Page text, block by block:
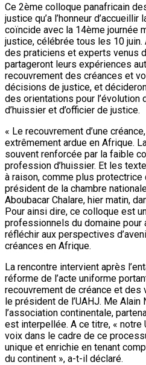
Ce 2ème colloque panafricain
justice qu’a l’honneur
coïncide avec la 14ème journée
justice, célébrée tous les 10 juin.
des praticiens et experts venus
partageront leurs expériences
recouvrement des créances et
décisions de justice, et
des orientations pour l’évolution
d’huissier et d’officier de justice.
« Le recouvrement d’une
extrêmement ardue en Afrique.
souvent renforcée par la faible
profession d’huissier. Et les
à raison, comme plus
président de la chambre
Aboubacar Chalare, hier matin,
Pour ainsi dire, ce colloque est
professionnels du domaine
réfléchir aux perspectives
créances en Afrique.
La rencontre intervient après
réforme de l’acte uniforme
recouvrement de créance et des
le président de l’UAHJ. Me Alain
l’association continentale,
est interpellée. A ce titre, « notre
voix dans le cadre de ce
unique et enrichie en tenant
du continent », a-t-il déclaré.